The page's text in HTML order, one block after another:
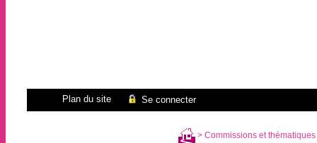
Plan du site Se connecter
> Commissions et thématiques